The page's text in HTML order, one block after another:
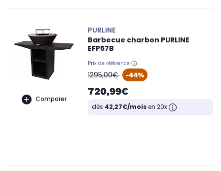
Comparer
PURLINE
Barbecue charbon PURLINE
EFP57B
Prix de référence
oldPrice
1295,00€ -44%
720,99€
dès 42,27€/moisen 20x